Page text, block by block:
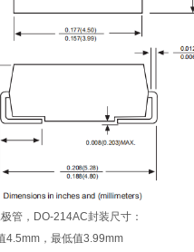
管，DO-214AC封装尺寸：
4.5mm，最低值3.99mm